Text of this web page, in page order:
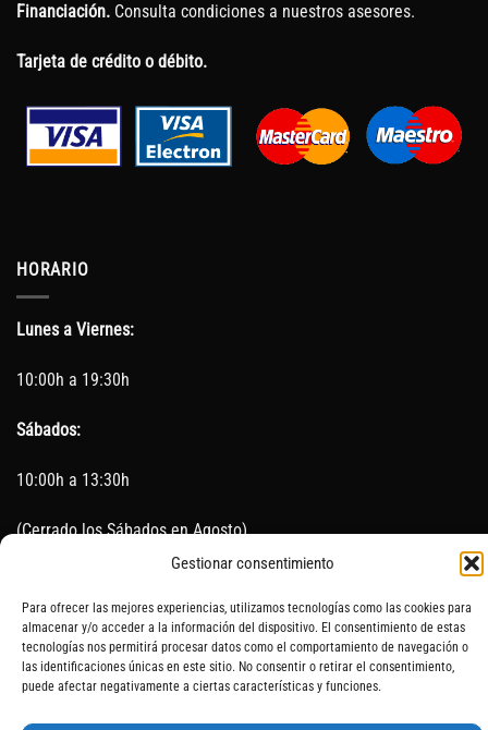
Gestionar consentimiento
Para ofrecer las mejores experiencias, utilizamos tecnologías como las cookies para
almacenar y/o acceder a la información del dispositivo. El consentimiento de estas
tecnologías nos permitirá procesar datos como el comportamiento de navegación o
las identificaciones únicas en este sitio. No consentir o retirar el consentimiento,
puede afectar negativamente a ciertas características y funciones.
Financiación. Consulta condiciones a nuestros asesores.
Tarjeta de crédito o débito.
HORARIO
Lunes a Viernes:
10:00h a 19:30h
Sábados:
10:00h a 13:30h
(Cerrado los Sábados en Agosto)
SOBRE NOSOTROS CONTACTO AVISO LEGAL BLOG